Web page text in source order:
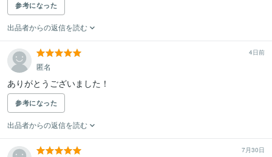
参考になった
出品者からの返信を読む
4日前
匿名
ありがとうございました！
参考になった
出品者からの返信を読む
7月30日